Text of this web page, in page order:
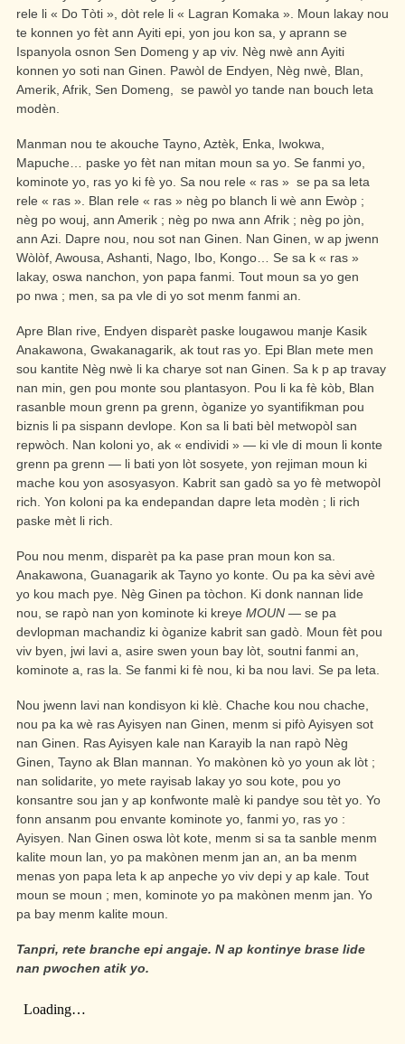
rele li « Do Tòti », dòt rele li « Lagran Komaka ». Moun lakay nou
te konnen yo fèt ann Ayiti epi, yon jou kon sa, y aprann se
Ispanyola osnon Sen Domeng y ap viv. Nèg nwè ann Ayiti
konnen yo soti nan Ginen. Pawòl de Endyen, Nèg nwè, Blan,
Amerik, Afrik, Sen Domeng, se pawòl yo tande nan bouch leta
modèn.
Manman nou te akouche Tayno, Aztèk, Enka, Iwokwa,
Mapuche… paske yo fèt nan mitan moun sa yo. Se fanmi yo,
kominote yo, ras yo ki fè yo. Sa nou rele « ras » se pa sa leta
rele « ras ». Blan rele « ras » nèg po blanch li wè ann Ewòp ;
nèg po wouj, ann Amerik ; nèg po nwa ann Afrik ; nèg po jòn,
ann Azi. Dapre nou, nou sot nan Ginen. Nan Ginen, w ap jwenn
Wòlòf, Awousa, Ashanti, Nago, Ibo, Kongo… Se sa k « ras »
lakay, oswa nanchon, yon papa fanmi. Tout moun sa yo gen
po nwa ; men, sa pa vle di yo sot menm fanmi an.
Apre Blan rive, Endyen disparèt paske lougawou manje Kasik
Anakawona, Gwakanagarik, ak tout ras yo. Epi Blan mete men
sou kantite Nèg nwè li ka charye sot nan Ginen. Sa k p ap travay
nan min, gen pou monte sou plantasyon. Pou li ka fè kòb, Blan
rasanble moun grenn pa grenn, òganize yo syantifikman pou
biznis li pa sispann devlope. Kon sa li bati bèl metwopòl san
repwòch. Nan koloni yo, ak « endividi » — ki vle di moun li konte
grenn pa grenn — li bati yon lòt sosyete, yon rejiman moun ki
mache kou yon asosyasyon. Kabrit san gadò sa yo fè metwopòl
rich. Yon koloni pa ka endepandan dapre leta modèn ; li rich
paske mèt li rich.
Pou nou menm, disparèt pa ka pase pran moun kon sa.
Anakawona, Guanagarik ak Tayno yo konte. Ou pa ka sèvi avè
yo kou mach pye. Nèg Ginen pa tòchon. Ki donk nannan lide
nou, se rapò nan yon kominote ki kreye MOUN — se pa
devlopman machandiz ki òganize kabrit san gadò. Moun fèt pou
viv byen, jwi lavi a, asire swen youn bay lòt, soutni fanmi an,
kominote a, ras la. Se fanmi ki fè nou, ki ba nou lavi. Se pa leta.
Nou jwenn lavi nan kondisyon ki klè. Chache kou nou chache,
nou pa ka wè ras Ayisyen nan Ginen, menm si pifò Ayisyen sot
nan Ginen. Ras Ayisyen kale nan Karayib la nan rapò Nèg
Ginen, Tayno ak Blan mannan. Yo makònen kò yo youn ak lòt ;
nan solidarite, yo mete rayisab lakay yo sou kote, pou yo
konsantre sou jan y ap konfwonte malè ki pandye sou tèt yo. Yo
fonn ansanm pou envante kominote yo, fanmi yo, ras yo :
Ayisyen. Nan Ginen oswa lòt kote, menm si sa ta sanble menm
kalite moun lan, yo pa makònen menm jan an, an ba menm
menas yon papa leta k ap anpeche yo viv depi y ap kale. Tout
moun se moun ; men, kominote yo pa makònen menm jan. Yo
pa bay menm kalite moun.
Tanpri, rete branche epi angaje. N ap kontinye brase lide
nan pwochen atik yo.